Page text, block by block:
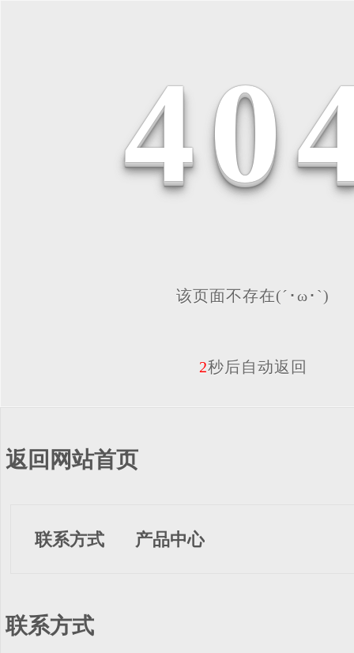
40
该页面不存在(´･ω･`)
2秒后自动返回
返回网站首页
联系方式 产品中心
联系方式